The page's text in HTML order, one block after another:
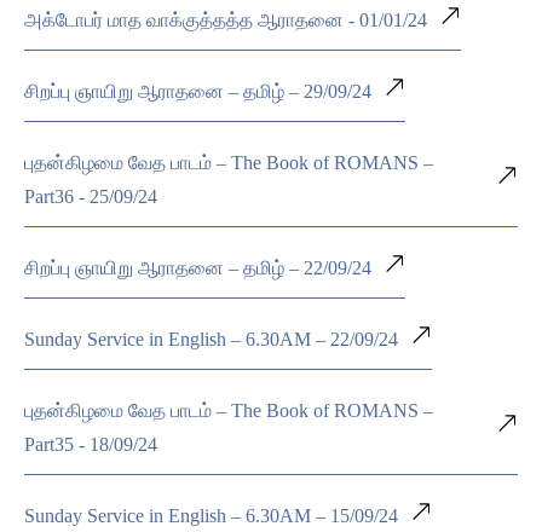
அக்டோபர் மாத வாக்குத்தத்த ஆராதனை - 01/01/24
சிறப்பு ஞாயிறு ஆராதனை – தமிழ் – 29/09/24
புதன்கிழமை வேத பாடம் – The Book of ROMANS –
Part36 - 25/09/24
சிறப்பு ஞாயிறு ஆராதனை – தமிழ் – 22/09/24
Sunday Service in English – 6.30AM – 22/09/24
புதன்கிழமை வேத பாடம் – The Book of ROMANS –
Part35 - 18/09/24
Sunday Service in English – 6.30AM – 15/09/24